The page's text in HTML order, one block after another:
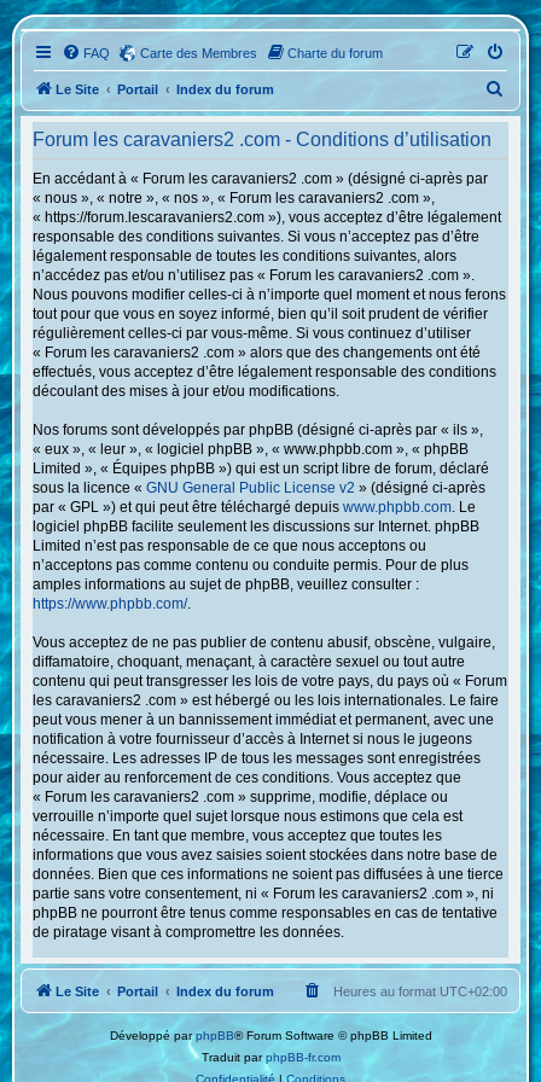
FAQ Carte des Membres Charte du forum
Le Site Portail Index du forum
e
h
Forum les caravaniers2 .com - Conditions d’utilisation
En accédant à « Forum les caravaniers2 .com » (désigné ci-après par
« nous », « notre », « nos », « Forum les caravaniers2 .com »,
« https://forum.lescaravaniers2.com »), vous acceptez d’être légalement
responsable des conditions suivantes. Si vous n’acceptez pas d’être
légalement responsable de toutes les conditions suivantes, alors
n’accédez pas et/ou n’utilisez pas « Forum les caravaniers2 .com ».
Nous pouvons modifier celles-ci à n’importe quel moment et nous ferons
tout pour que vous en soyez informé, bien qu’il soit prudent de vérifier
régulièrement celles-ci par vous-même. Si vous continuez d’utiliser
« Forum les caravaniers2 .com » alors que des changements ont été
effectués, vous acceptez d’être légalement responsable des conditions
découlant des mises à jour et/ou modifications.
Nos forums sont développés par phpBB (désigné ci-après par « ils »,
« eux », « leur », « logiciel phpBB », « www.phpbb.com », « phpBB
Limited », « Équipes phpBB ») qui est un script libre de forum, déclaré
sous la licence «GNU General Public License v2 » (désigné ci-après
par « GPL ») et qui peut être téléchargé depuiswww.phpbb.com. Le
logiciel phpBB facilite seulement les discussions sur Internet. phpBB
Limited n’est pas responsable de ce que nous acceptons ou
n’acceptons pas comme contenu ou conduite permis. Pour de plus
amples informations au sujet de phpBB, veuillez consulter :
https://www.phpbb.com/.
Vous acceptez de ne pas publier de contenu abusif, obscène, vulgaire,
diffamatoire, choquant, menaçant, à caractère sexuel ou tout autre
contenu qui peut transgresser les lois de votre pays, du pays où « Forum
les caravaniers2 .com » est hébergé ou les lois internationales. Le faire
peut vous mener à un bannissement immédiat et permanent, avec une
notification à votre fournisseur d’accès à Internet si nous le jugeons
nécessaire. Les adresses IP de tous les messages sont enregistrées
pour aider au renforcement de ces conditions. Vous acceptez que
« Forum les caravaniers2 .com » supprime, modifie, déplace ou
verrouille n’importe quel sujet lorsque nous estimons que cela est
nécessaire. En tant que membre, vous acceptez que toutes les
informations que vous avez saisies soient stockées dans notre base de
données. Bien que ces informations ne soient pas diffusées à une tierce
partie sans votre consentement, ni « Forum les caravaniers2 .com », ni
phpBB ne pourront être tenus comme responsables en cas de tentative
de piratage visant à compromettre les données.
Le Site Portail Index du forum Heures au format UTC+02:00
Développé parphpBB® Forum Software © phpBB Limited
Traduit parphpBB-fr.com
Confidentialité |Conditions